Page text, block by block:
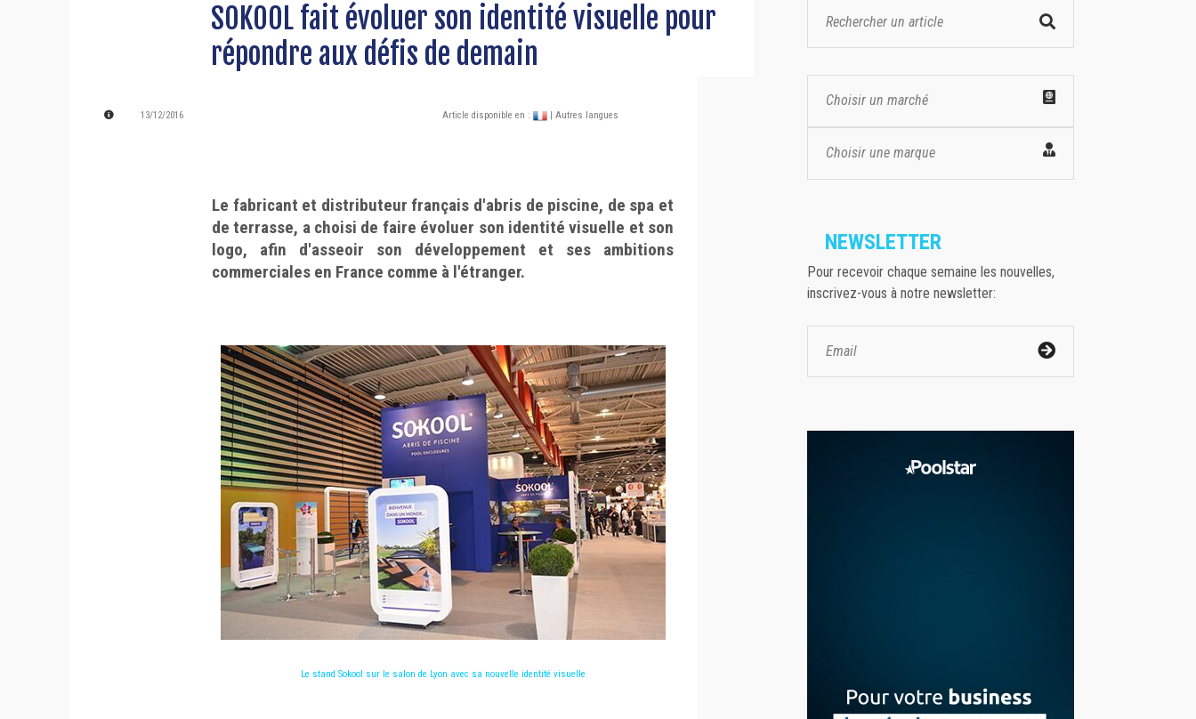
SOKOOL fait évoluer son identité visuelle pour
répondre aux défis de demain
13/12/2016 Article disponible en : | Autres langues
Le fabricant et distributeur français d'abris de piscine, de spa et
de terrasse, a choisi de faire évoluer son identité visuelle et son
logo, afin d'asseoir son développement et ses ambitions
commerciales en France comme à l'étranger.
Le stand Sokool sur le salon de Lyon avec sa nouvelle identité visuelle
Choisir un marché
Choisir une marque
NEWSLETTER
Pour recevoir chaque semaine les nouvelles,
inscrivez-vous à notre newsletter: